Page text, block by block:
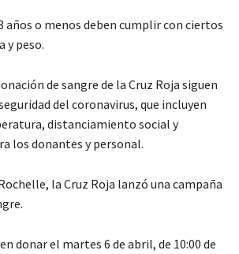
años o menos deben cumplir con ciertos
y peso.
de sangre de la Cruz Roja siguen
del coronavirus, que incluyen
distanciamiento social y
los donantes y personal.
la Cruz Roja lanzó una campaña
donar el martes 6 de abril, de 10:00 de